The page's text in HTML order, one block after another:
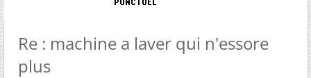
Re : machine a laver qui n'essore
plus